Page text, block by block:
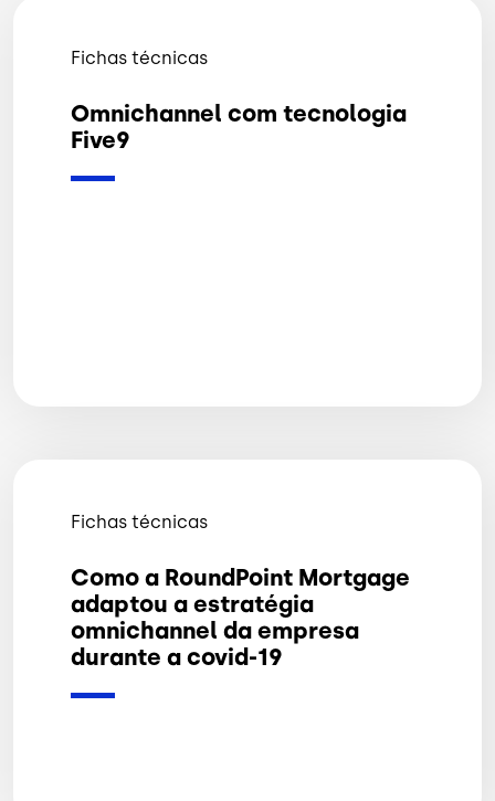
Fichas técnicas
Omnichannel com tecnologia
Five9
Fichas técnicas
Como a RoundPoint Mortgage
adaptou a estratégia
omnichannel da empresa
durante a covid-19